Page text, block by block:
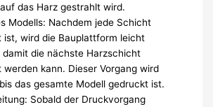
das Harz gestrahlt wird.
Modells: Nachdem jede Schicht
ist, wird die Bauplattform leicht
damit die nächste Harzschicht
werden kann. Dieser Vorgang wird
das gesamte Modell gedruckt ist.
Sobald der Druckvorgang